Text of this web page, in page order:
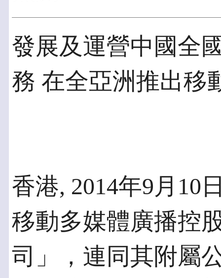
發展及運營中國全
務 在全亞洲推出移
香港, 2014年9月10
移動多媒體廣播控
司」，連同其附屬